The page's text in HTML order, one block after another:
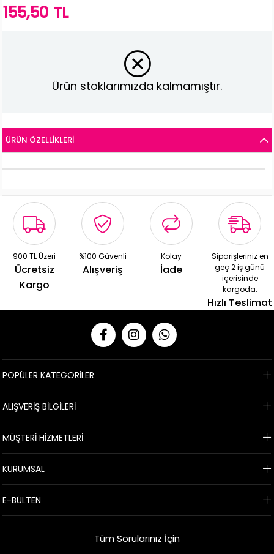
155,50 TL
Ürün stoklarımızda kalmamıştır.
ÜRÜN ÖZELLIKLERI
900 TL Üzeri
Ücretsiz
Kargo
%100 Güvenli
Alışveriş
Kolay
İade
Siparişleriniz en
geç 2 iş günü
içerisinde
kargoda.
Hızlı Teslimat
POPÜLER KATEGORİLER
ALIŞVERİŞ BİLGİLERİ
MÜŞTERİ HİZMETLERİ
KURUMSAL
E-BÜLTEN
Tüm Sorularınız İçin